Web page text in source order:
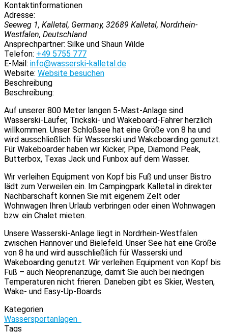
Kontaktinformationen
Adresse:
Seeweg 1, Kalletal, Germany, 32689 Kalletal, Nordrhein-
Westfalen, Deutschland
Ansprechpartner: Silke und Shaun Wilde
Telefon: +49 5755 777
E-Mail: info@wasserski-kalletal.de
Website: Website besuchen
Beschreibung
Beschreibung:
Auf unserer 800 Meter langen 5-Mast-Anlage sind
Wasserski-Läufer, Trickski- und Wakeboard-Fahrer herzlich
willkommen. Unser Schloßsee hat eine Größe von 8 ha und
wird ausschließlich für Wasserski und Wakeboarding genutzt.
Für Wakeboarder haben wir Kicker, Pipe, Diamond Peak,
Butterbox, Texas Jack und Funbox auf dem Wasser.
Wir verleihen Equipment von Kopf bis Fuß und unser Bistro
lädt zum Verweilen ein. Im Campingpark Kalletal in direkter
Nachbarschaft können Sie mit eigenem Zelt oder
Wohnwagen Ihren Urlaub verbringen oder einen Wohnwagen
bzw. ein Chalet mieten.
Unsere Wasserski-Anlage liegt in Nordrhein-Westfalen
zwischen Hannover und Bielefeld. Unser See hat eine Größe
von 8 ha und wird ausschließlich für Wasserski und
Wakeboarding genutzt. Wir verleihen Equipment von Kopf bis
Fuß – auch Neoprenanzüge, damit Sie auch bei niedrigen
Temperaturen nicht frieren. Daneben gibt es Skier, Westen,
Wake- und Easy-Up-Boards.
Kategorien
Wassersportanlagen
Tags